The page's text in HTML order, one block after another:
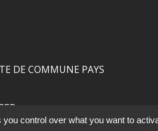
DE COMMUNE PAYS
control over what you want to